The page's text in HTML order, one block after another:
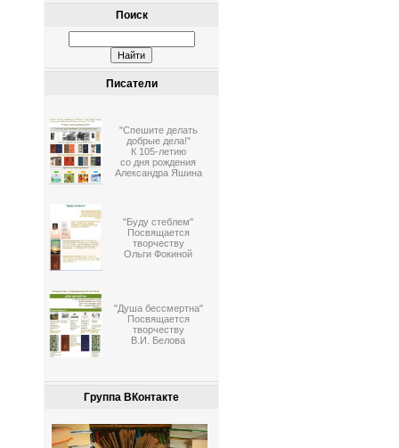
Поиск
Писатели
"Спешите делать
добрые дела!"
К 105-летию
со дня рождения
Александра Яшина
"Буду стеблем"
Посвящается
творчеству
Ольги Фокиной
"Душа бессмертна"
Посвящается
творчеству
В.И. Белова
Группа ВКонтакте